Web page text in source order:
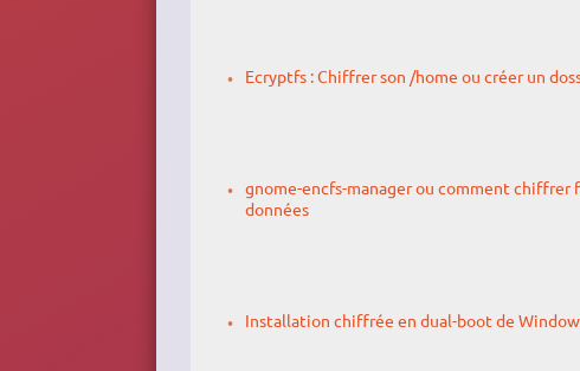
Ecryptfs : Chiffrer son /home ou créer un
gnome-encfs-manager ou comment chiffrer
données
Installation chiffrée en dual-boot de